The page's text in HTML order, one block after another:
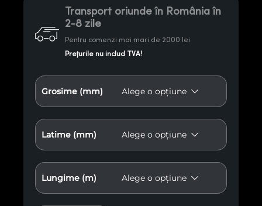
Transport oriunde în România în
2-8 zile
Pentru comenzi mai mari de 2000 lei
Prețurile nu includ TVA!
Grosime (mm)
Latime (mm)
Lungime (m)